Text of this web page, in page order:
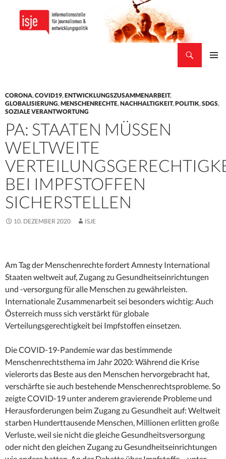
CORONA,COVID19,ENTWICKLUNGSZUSAMMENARBEIT,
GLOBALISIERUNG,MENSCHENRECHTE,NACHHALTIGKEIT,POLITIK,SDGS,
SOZIALE VERANTWORTUNG
PA: STAATEN MÜSSEN
WELTWEITE
BEI IMPFSTOFFEN
SICHERSTELLEN
10. DEZEMBER 2020 ISJE
Am Tag der Menschenrechte fordert Amnesty International
Staaten weltweit auf, Zugang zu Gesundheitseinrichtungen
und -versorgung für alle Menschen zu gewährleisten.
Internationale Zusammenarbeit sei besonders wichtig: Auch
Österreich muss sich verstärkt für globale
Verteilungsgerechtigkeit bei Impfstoffen einsetzen.
Die COVID-19-Pandemie war das bestimmende
Menschenrechtsthema im Jahr 2020: Während die Krise
vielerorts das Beste aus den Menschen hervorgebracht hat,
verschärfte sie auch bestehende Menschenrechtsprobleme. So
zeigte COVID-19 unter anderem gravierende Probleme und
Herausforderungen beim Zugang zu Gesundheit auf: Weltweit
starben Hunderttausende Menschen, Millionen erlitten große
Verluste, weil sie nicht die gleiche Gesundheitsversorgung
oder nicht den gleichen Zugang zu Gesundheitseinrichtungen